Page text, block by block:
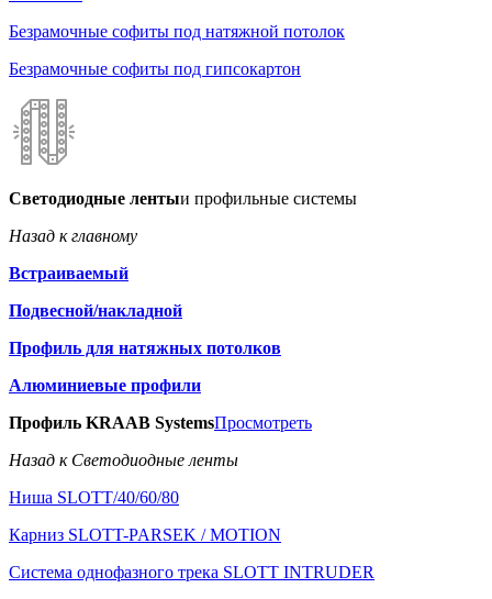
Безрамочные софиты под натяжной потолок
Безрамочные софиты под гипсокартон
Светодиодные лентыи профильные системы
Назад к главному
Встраиваемый
Подвесной/накладной
Профиль для натяжных потолков
Алюминиевые профили
Профиль KRAAB SystemsПросмотреть
Назад к Светодиодные ленты
Ниша SLOTT/40/60/80
Карниз SLOTT-PARSEK / MOTION
Система однофазного трека SLOTT INTRUDER